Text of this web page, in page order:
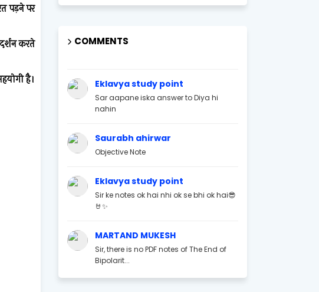
पड़ने पर
करते
है।
COMMENTS
Eklavya study point
Sar aapane iska answer to Diya hi
nahin
Saurabh ahirwar
Objective Note
Eklavya study point
Sir ke notes ok hai nhi ok se bhi ok hai😎
🤘✨
MARTAND MUKESH
Sir, there is no PDF notes of The End of
Bipolarit...